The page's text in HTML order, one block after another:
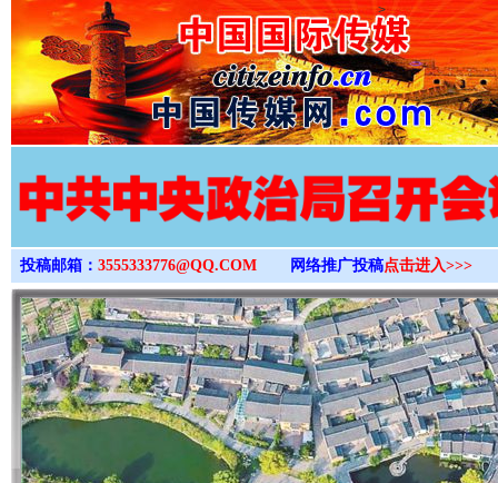
>
投稿邮箱： 3555333776@QQ.COM 网络推广投稿点击进入>>>